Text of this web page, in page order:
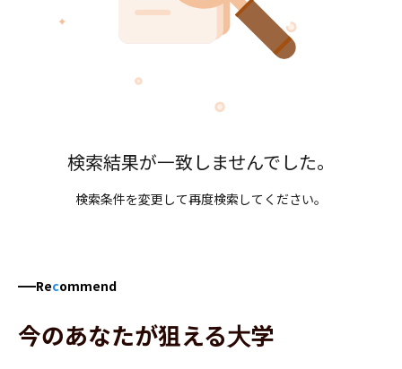
検索結果が一致しませんでした。
検索条件を変更して再度検索してください。
Recommend
今のあなたが狙える大学